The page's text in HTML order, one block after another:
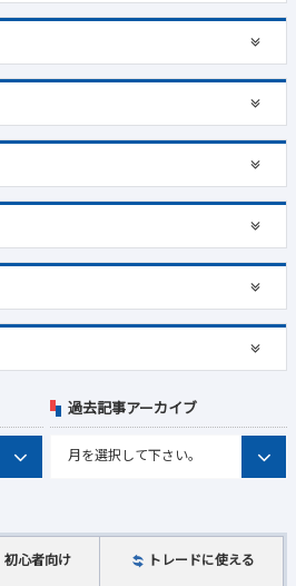
初心者向け トレードに使える
過去記事アーカイブ